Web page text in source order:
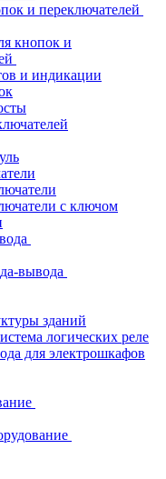
и переключателей
кнопок и
и индикации
с ключом
вывода
зданий
логических реле
для электрошкафов